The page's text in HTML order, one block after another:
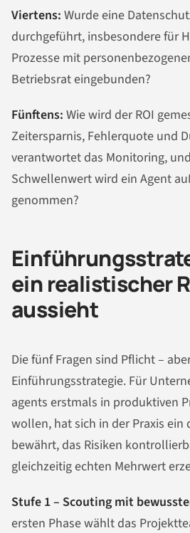
Viertens: Wurde eine
durchgeführt, insbesondere für
Prozesse mit
Betriebsrat eingebunden?
Fünftens: Wie wird der ROI
Zeitersparnis, Fehlerquote und
verantwortet das Monitoring,
Schwellenwert wird ein Agent
genommen?
ein realistischer
aussieht
Die fünf Fragen sind Pflicht –
Einführungsstrategie. Für
agents erstmals in produktiven
wollen, hat sich in der Praxis ein
bewährt, das Risiken
gleichzeitig echten Mehrwert
Stufe 1 – Scouting mit
ersten Phase wählt das